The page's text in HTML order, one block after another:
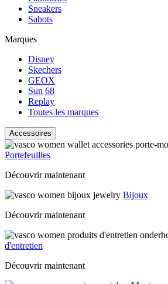
Sneakers
Sabots
Marques
Disney
Skechers
GEOX
Sun 68
Replay
Toutes les marques
Accessoires
Portefeuilles
Découvrir maintenant
Bijoux
Découvrir maintenant
d'entretien
Découvrir maintenant